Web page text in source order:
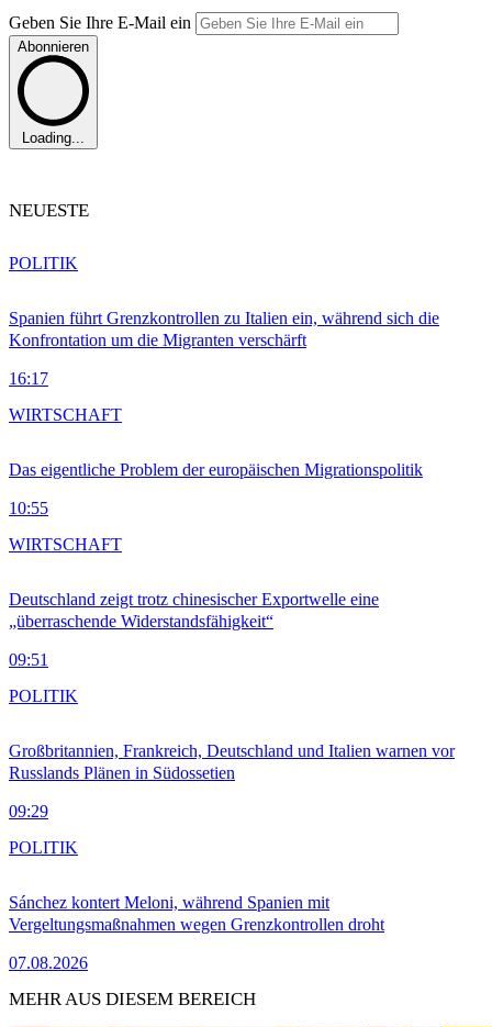
Geben Sie Ihre E-Mail ein
Abonnieren
Loading...
NEUESTE
Spanien führt Grenzkontrollen zu Italien ein, während sich die
Konfrontation um die Migranten verschärft
16:17
POLITIK
Das eigentliche Problem der europäischen Migrationspolitik
10:55
WIRTSCHAFT
Deutschland zeigt trotz chinesischer Exportwelle eine
„überraschende Widerstandsfähigkeit“
09:51
WIRTSCHAFT
Großbritannien, Frankreich, Deutschland und Italien warnen vor
Russlands Plänen in Südossetien
09:29
POLITIK
Sánchez kontert Meloni, während Spanien mit
Vergeltungsmaßnahmen wegen Grenzkontrollen droht
07.08.2026
POLITIK
MEHR AUS DIESEM BEREICH